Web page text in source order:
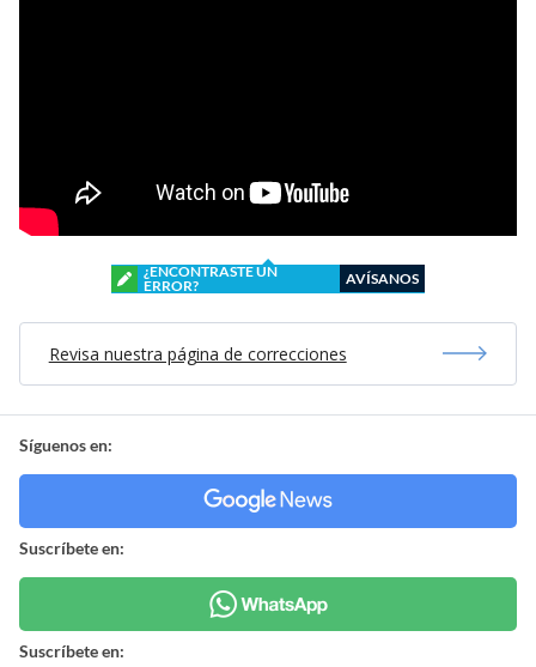
¿ENCONTRASTE UN
ERROR?
AVÍSANOS
Revisa nuestra página de correcciones
Síguenos en:
Suscríbete en:
Suscríbete en: